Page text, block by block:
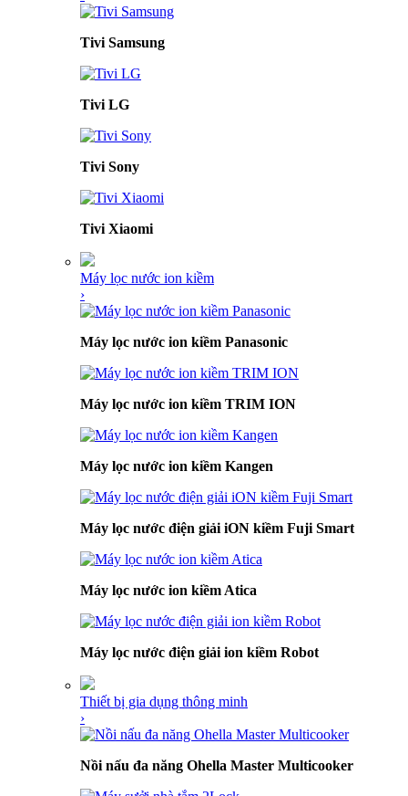
Tivi Samsung
Tivi LG
Tivi Sony
Tivi Xiaomi
Máy lọc nước ion kiềm
›
Máy lọc nước ion kiềm Panasonic
Máy lọc nước ion kiềm TRIM ION
Máy lọc nước ion kiềm Kangen
Máy lọc nước điện giải iON kiềm Fuji Smart
Máy lọc nước ion kiềm Atica
Máy lọc nước điện giải ion kiềm Robot
Thiết bị gia dụng thông minh
›
Nồi nấu đa năng Ohella Master Multicooker